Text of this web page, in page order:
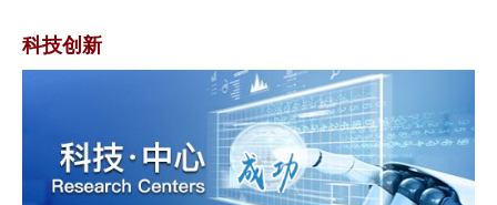
国务院办公厅关于印发医疗卫生
领域中央与地...
关于印发医疗联合体综合绩效考
核工作方案（...
《关于印发医疗联合体综合绩效
科技创新